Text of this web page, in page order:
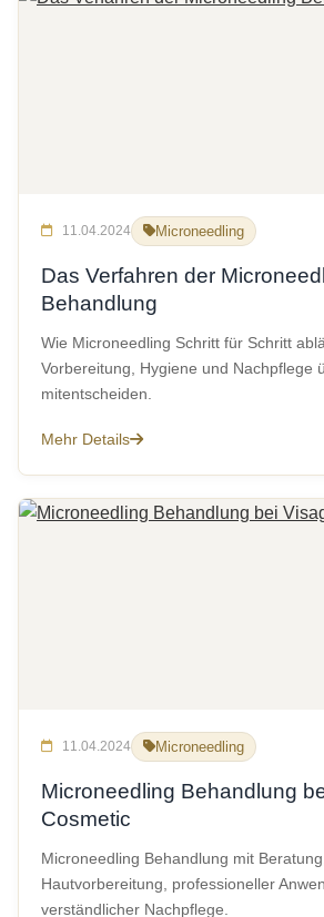
11.04.2024 Microneedling
Das Verfahren der
Behandlung
Wie Microneedling Schritt für Schritt
Vorbereitung, Hygiene und Nachpflege
mitentscheiden.
Mehr Details
11.04.2024 Microneedling
Microneedling Behandlung
Cosmetic
Microneedling Behandlung mit Beratung,
Hautvorbereitung, professioneller
verständlicher Nachpflege.